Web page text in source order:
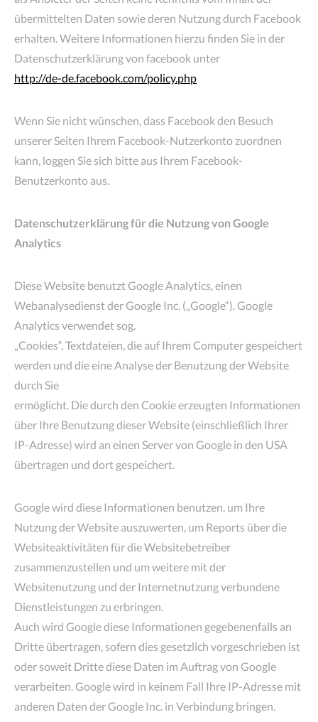
übermittelten Daten sowie deren Nutzung durch Facebook
erhalten. Weitere Informationen hierzu finden Sie in der
Datenschutzerklärung von facebook unter
http://de-de.facebook.com/policy.php
Wenn Sie nicht wünschen, dass Facebook den Besuch
unserer Seiten Ihrem Facebook-Nutzerkonto zuordnen
kann, loggen Sie sich bitte aus Ihrem Facebook-
Benutzerkonto aus.
Datenschutzerklärung für die Nutzung von Google
Analytics
Diese Website benutzt Google Analytics, einen
Webanalysedienst der Google Inc. („Google“). Google
Analytics verwendet sog.
„Cookies“, Textdateien, die auf Ihrem Computer gespeichert
werden und die eine Analyse der Benutzung der Website
durch Sie
ermöglicht. Die durch den Cookie erzeugten Informationen
über Ihre Benutzung dieser Website (einschließlich Ihrer
IP-Adresse) wird an einen Server von Google in den USA
übertragen und dort gespeichert.
Google wird diese Informationen benutzen, um Ihre
Nutzung der Website auszuwerten, um Reports über die
Websiteaktivitäten für die Websitebetreiber
zusammenzustellen und um weitere mit der
Websitenutzung und der Internetnutzung verbundene
Dienstleistungen zu erbringen.
Auch wird Google diese Informationen gegebenenfalls an
Dritte übertragen, sofern dies gesetzlich vorgeschrieben ist
oder soweit Dritte diese Daten im Auftrag von Google
verarbeiten. Google wird in keinem Fall Ihre IP-Adresse mit
anderen Daten der Google Inc. in Verbindung bringen.